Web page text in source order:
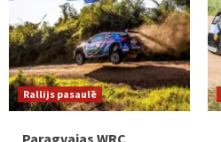
Rallijs pasaulē
Paragvajas WRC